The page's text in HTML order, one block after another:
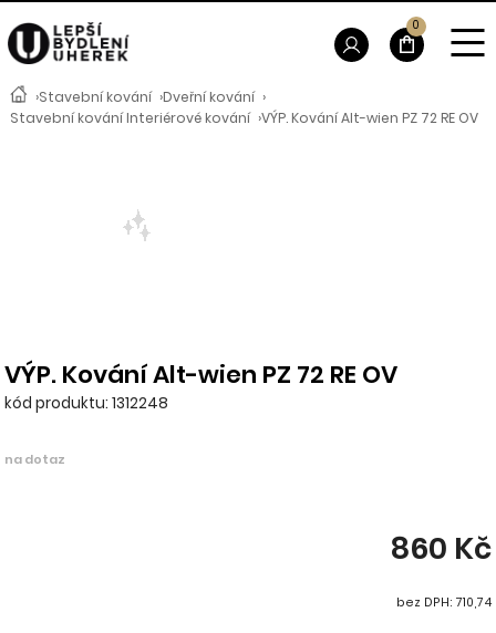
›Stavební kování ›Dveřní kování ›
Stavební kování Interiérové kování ›VÝP. Kování Alt-wien PZ 72 RE OV
VÝP. Kování Alt-wien PZ 72 RE OV
kód produktu: 1312248
na dotaz
860 Kč
bez DPH: 710,74
0